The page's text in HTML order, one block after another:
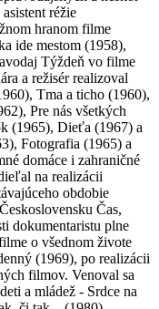
réžie
hranom filme
ide mestom (1958),
Týždeň vo filme
a režisér realizoval
Tma a ticho (1960),
Pre nás všetkých
(1965), Dieťa (1967) a
Fotografia (1965) a
domáce i zahraničné
na realizácii
obdobie
Čas,
dokumentaristu plne
o všednom živote
(1969), po realizácii
filmov. Venoval sa
a mládež - Srdce na